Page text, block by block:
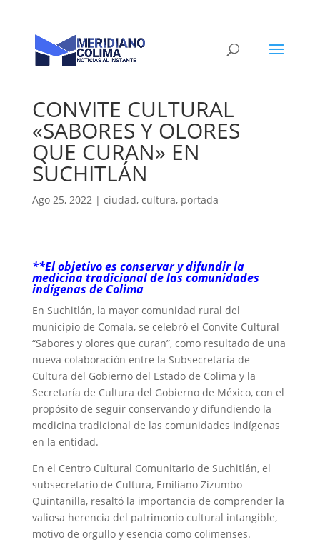
CONVITE CULTURAL
«SABORES Y OLORES
QUE CURAN» EN
SUCHITLÁN
Ago 25, 2022| ciudad, cultura, portada
**El objetivo es conservar y difundir la
medicina tradicional de las comunidades
indígenas de Colima
En Suchitlán, la mayor comunidad rural del
municipio de Comala, se celebró el Convite Cultural
“Sabores y olores que curan”, como resultado de una
nueva colaboración entre la Subsecretaría de
Cultura del Gobierno del Estado de Colima y la
Secretaría de Cultura del Gobierno de México, con el
propósito de seguir conservando y difundiendo la
medicina tradicional de las comunidades indígenas
en la entidad.
En el Centro Cultural Comunitario de Suchitlán, el
subsecretario de Cultura, Emiliano Zizumbo
Quintanilla, resaltó la importancia de comprender la
valiosa herencia del patrimonio cultural intangible,
motivo de orgullo y esencia como colimenses.